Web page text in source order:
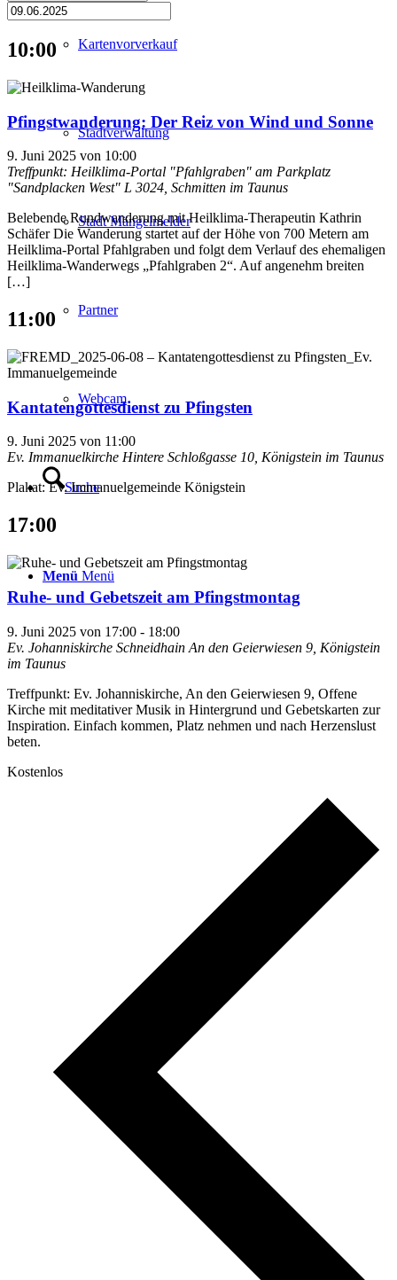
Kartenvorverkauf
Stadtverwaltung
Stadt Mängelmelder
Partner
Webcam
Suche
Menü Menü
10:00
Pfingstwanderung: Der Reiz von Wind und Sonne
9. Juni 2025 von 10:00
Treffpunkt: Heilklima-Portal "Pfahlgraben" am Parkplatz
"Sandplacken West" L 3024, Schmitten im Taunus
Belebende Rundwanderung mit Heilklima-Therapeutin Kathrin
Schäfer Die Wanderung startet auf der Höhe von 700 Metern am
Heilklima-Portal Pfahlgraben und folgt dem Verlauf des ehemaligen
Heilklima-Wanderwegs „Pfahlgraben 2“. Auf angenehm breiten
[…]
11:00
Kantatengottesdienst zu Pfingsten
9. Juni 2025 von 11:00
Ev. Immanuelkirche Hintere Schloßgasse 10, Königstein im Taunus
Plakat: Ev. Immanuelgemeinde Königstein
17:00
Ruhe- und Gebetszeit am Pfingstmontag
9. Juni 2025 von 17:00 - 18:00
Ev. Johanniskirche Schneidhain An den Geierwiesen 9, Königstein
im Taunus
Treffpunkt: Ev. Johanniskirche, An den Geierwiesen 9, Offene
Kirche mit meditativer Musik in Hintergrund und Gebetskarten zur
Inspiration. Einfach kommen, Platz nehmen und nach Herzenslust
beten.
Kostenlos